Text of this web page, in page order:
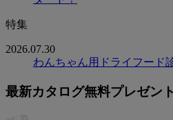
特集
2026.07.30
わんちゃん用ドライフード
最新カタログ無料プレゼン